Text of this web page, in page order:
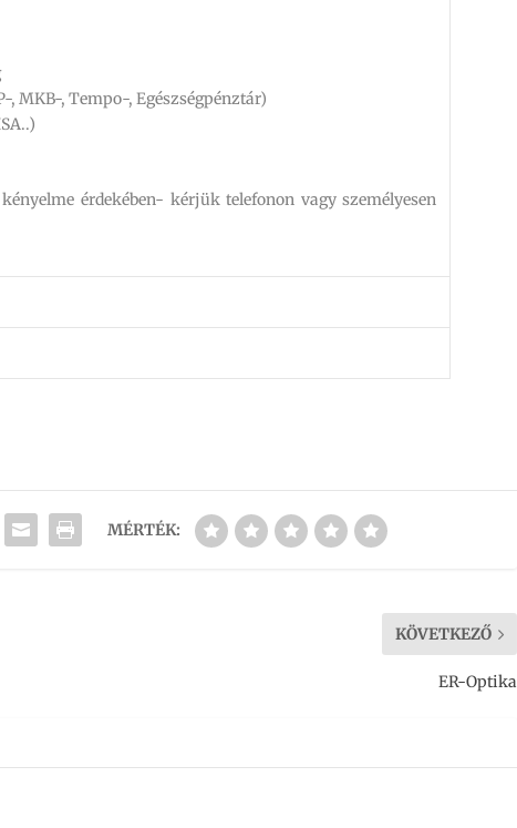
, MKB-, Tempo-, Egészségpénztár)
érdekében- kérjük telefonon vagy személyesen
MÉRTÉK:
KÖVETKEZŐ
ER-Optika